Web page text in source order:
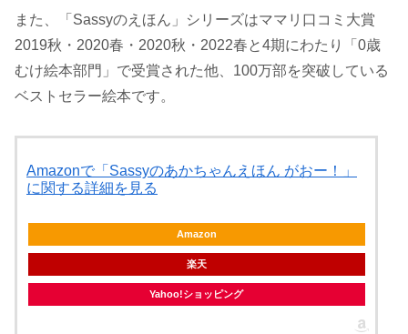
また、「Sassyのえほん」シリーズはママリ口コミ大賞
2019秋・2020春・2020秋・2022春と4期にわたり「0歳
むけ絵本部門」で受賞された他、100万部を突破している
ベストセラー絵本です。
Amazonで「Sassyのあかちゃんえほん がおー！」
に関する詳細を見る
Amazon
楽天
Yahoo!ショッピング